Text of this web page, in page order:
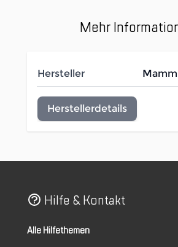
Mehr
Hersteller
Herstellerdetails
Hilfe & Kontakt
Alle Hilfethemen